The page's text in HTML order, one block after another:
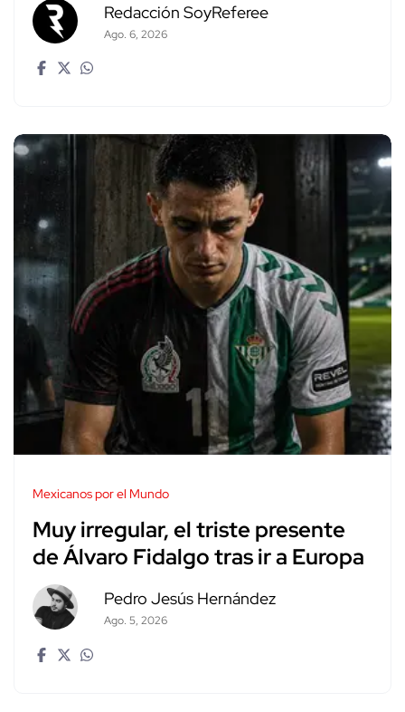
Redacción SoyReferee
Ago. 6, 2026
Mexicanos por el Mundo
Muy irregular, el triste presente
de Álvaro Fidalgo tras ir a Europa
Pedro Jesús Hernández
Ago. 5, 2026